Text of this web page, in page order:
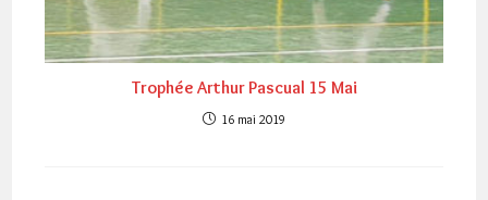
Trophée Arthur Pascual 15 Mai
16 mai 2019